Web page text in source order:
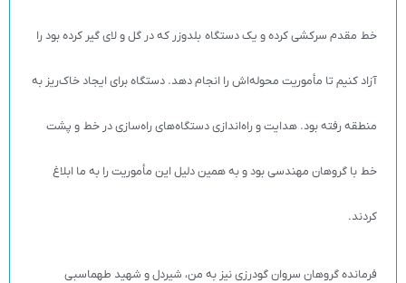
خط مقدم سرکشی کرده و یک دستگاه بلدوزر که در گل و لای گیر کرده بود را
آزاد کنیم تا مأموریت محوله‌اش را انجام دهد. دستگاه برای ایجاد خاک‌ریز به
منطقه رفته بود. هدایت و راه‌اندازی دستگاه‌های راه‌سازی در خط و پشت
خط با گروهان مهندسی بود و به همین دلیل این مأموریت را به ما ابلاغ
کردند.
فرمانده گروهان سروان گودرزی نیز به من، شیردل و شهید طهماسبی